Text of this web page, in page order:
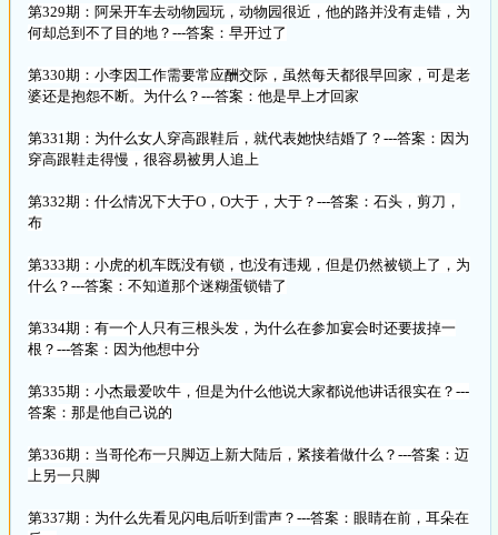
第329期：阿呆开车去动物园玩，动物园很近，他的路并没有走错，为
何却总到不了目的地？---答案：早开过了
第330期：小李因工作需要常应酬交际，虽然每天都很早回家，可是老
婆还是抱怨不断。为什么？---答案：他是早上才回家
第331期：为什么女人穿高跟鞋后，就代表她快结婚了？---答案：因为
穿高跟鞋走得慢，很容易被男人追上
第332期：什么情况下大于O，O大于，大于？---答案：石头，剪刀，
布
第333期：小虎的机车既没有锁，也没有违规，但是仍然被锁上了，为
什么？---答案：不知道那个迷糊蛋锁错了
第334期：有一个人只有三根头发，为什么在参加宴会时还要拔掉一
根？---答案：因为他想中分
第335期：小杰最爱吹牛，但是为什么他说大家都说他讲话很实在？---
答案：那是他自己说的
第336期：当哥伦布一只脚迈上新大陆后，紧接着做什么？---答案：迈
上另一只脚
第337期：为什么先看见闪电后听到雷声？---答案：眼睛在前，耳朵在